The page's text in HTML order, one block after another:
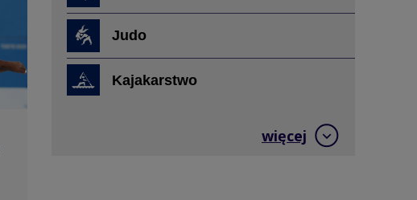
Judo
Kajakarstwo
więcej